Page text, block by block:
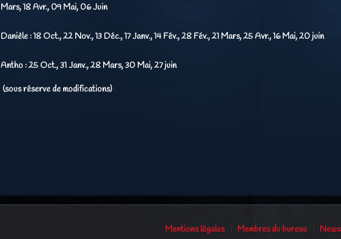
Mars, 18 Avr., 09 Mai, 06 Juin
Danièle :18 Oct., 22 Nov., 13 Déc., 17 Janv., 14 Fév., 28 Fév., 21 Mars, 25 Avr., 16 Mai, 20 juin
Antho :25 Oct., 31 Janv., 28 Mars, 30 Mai, 27 juin
(sous réserve de modifications)
Mentions légales Membres du bureau News